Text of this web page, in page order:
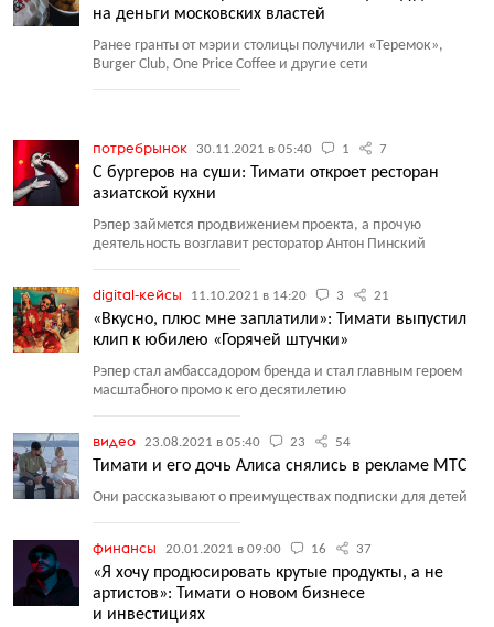
на деньги московских властей
Ранее гранты от мэрии столицы получили «Теремок»,
Burger Club, One Price Coffee и другие сети
потребрынок 30.11.2021 в 05:40 1 7
С бургеров на суши: Тимати откроет ресторан
азиатской кухни
Рэпер займется продвижением проекта, а прочую
деятельность возглавит ресторатор Антон Пинский
digital-кейсы 11.10.2021 в 14:20 3 21
«Вкусно, плюс мне заплатили»: Тимати выпустил
клип к юбилею «Горячей штучки»
Рэпер стал амбассадором бренда и стал главным героем
масштабного промо к его десятилетию
видео 23.08.2021 в 05:40 23 54
Тимати и его дочь Алиса снялись в рекламе МТС
Они рассказывают о преимуществах подписки для детей
финансы 20.01.2021 в 09:00 16 37
«Я хочу продюсировать крутые продукты, а не
артистов»: Тимати о новом бизнесе
и инвестициях